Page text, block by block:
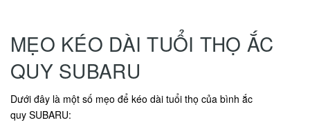
MẸO KÉO DÀI TUỔI THỌ ẮC
QUY SUBARU
Dưới đây là một số mẹo để kéo dài tuổi thọ của bình ắc
quy SUBARU: